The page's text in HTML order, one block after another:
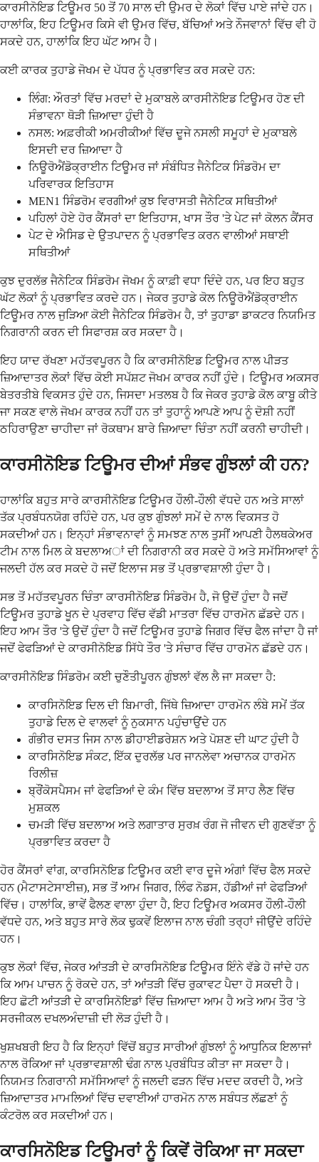
ਕਾਰਸੀਨੋਇਡ ਟਿਊਮਰ 50 ਤੋਂ 70 ਸਾਲ ਦੀ ਉਮਰ ਦੇ ਲੋਕਾਂ ਵਿੱਚ ਪਾਏ ਜਾਂਦੇ ਹਨ।
ਹਾਲਾਂਕਿ, ਇਹ ਟਿਊਮਰ ਕਿਸੇ ਵੀ ਉਮਰ ਵਿੱਚ, ਬੱਚਿਆਂ ਅਤੇ ਨੌਜਵਾਨਾਂ ਵਿੱਚ ਵੀ ਹੋ
ਸਕਦੇ ਹਨ, ਹਾਲਾਂਕਿ ਇਹ ਘੱਟ ਆਮ ਹੈ।
ਕਈ ਕਾਰਕ ਤੁਹਾਡੇ ਜੋਖਮ ਦੇ ਪੱਧਰ ਨੂੰ ਪ੍ਰਭਾਵਿਤ ਕਰ ਸਕਦੇ ਹਨ:
ਲਿੰਗ: ਔਰਤਾਂ ਵਿੱਚ ਮਰਦਾਂ ਦੇ ਮੁਕਾਬਲੇ ਕਾਰਸੀਨੋਇਡ ਟਿਊਮਰ ਹੋਣ ਦੀ
ਸੰਭਾਵਨਾ ਥੋੜੀ ਜ਼ਿਆਦਾ ਹੁੰਦੀ ਹੈ
ਨਸਲ: ਅਫ਼ਰੀਕੀ ਅਮਰੀਕੀਆਂ ਵਿੱਚ ਦੂਜੇ ਨਸਲੀ ਸਮੂਹਾਂ ਦੇ ਮੁਕਾਬਲੇ
ਇਸਦੀ ਦਰ ਜ਼ਿਆਦਾ ਹੈ
ਨਿਊਰੋਐਂਡੋਕ੍ਰਾਈਨ ਟਿਊਮਰ ਜਾਂ ਸੰਬੰਧਿਤ ਜੈਨੇਟਿਕ ਸਿੰਡਰੋਮ ਦਾ
ਪਰਿਵਾਰਕ ਇਤਿਹਾਸ
MEN1 ਸਿੰਡਰੋਮ ਵਰਗੀਆਂ ਕੁਝ ਵਿਰਾਸਤੀ ਜੈਨੇਟਿਕ ਸਥਿਤੀਆਂ
ਪਹਿਲਾਂ ਹੋਏ ਹੋਰ ਕੈਂਸਰਾਂ ਦਾ ਇਤਿਹਾਸ, ਖਾਸ ਤੌਰ 'ਤੇ ਪੇਟ ਜਾਂ ਕੋਲਨ ਕੈਂਸਰ
ਪੇਟ ਦੇ ਐਸਿਡ ਦੇ ਉਤਪਾਦਨ ਨੂੰ ਪ੍ਰਭਾਵਿਤ ਕਰਨ ਵਾਲੀਆਂ ਸਥਾਈ
ਸਥਿਤੀਆਂ
ਕੁਝ ਦੁਰਲੱਭ ਜੈਨੇਟਿਕ ਸਿੰਡਰੋਮ ਜੋਖਮ ਨੂੰ ਕਾਫ਼ੀ ਵਧਾ ਦਿੰਦੇ ਹਨ, ਪਰ ਇਹ ਬਹੁਤ
ਘੱਟ ਲੋਕਾਂ ਨੂੰ ਪ੍ਰਭਾਵਿਤ ਕਰਦੇ ਹਨ। ਜੇਕਰ ਤੁਹਾਡੇ ਕੋਲ ਨਿਊਰੋਐਂਡੋਕ੍ਰਾਈਨ
ਟਿਊਮਰ ਨਾਲ ਜੁੜਿਆ ਕੋਈ ਜੈਨੇਟਿਕ ਸਿੰਡਰੋਮ ਹੈ, ਤਾਂ ਤੁਹਾਡਾ ਡਾਕਟਰ ਨਿਯਮਿਤ
ਨਿਗਰਾਨੀ ਕਰਨ ਦੀ ਸਿਫਾਰਸ਼ ਕਰ ਸਕਦਾ ਹੈ।
ਇਹ ਯਾਦ ਰੱਖਣਾ ਮਹੱਤਵਪੂਰਨ ਹੈ ਕਿ ਕਾਰਸੀਨੋਇਡ ਟਿਊਮਰ ਨਾਲ ਪੀੜਤ
ਜ਼ਿਆਦਾਤਰ ਲੋਕਾਂ ਵਿੱਚ ਕੋਈ ਸਪੱਸ਼ਟ ਜੋਖਮ ਕਾਰਕ ਨਹੀਂ ਹੁੰਦੇ। ਟਿਊਮਰ ਅਕਸਰ
ਬੇਤਰਤੀਬੇ ਵਿਕਸਤ ਹੁੰਦੇ ਹਨ, ਜਿਸਦਾ ਮਤਲਬ ਹੈ ਕਿ ਜੇਕਰ ਤੁਹਾਡੇ ਕੋਲ ਕਾਬੂ ਕੀਤੇ
ਜਾ ਸਕਣ ਵਾਲੇ ਜੋਖਮ ਕਾਰਕ ਨਹੀਂ ਹਨ ਤਾਂ ਤੁਹਾਨੂੰ ਆਪਣੇ ਆਪ ਨੂੰ ਦੋਸ਼ੀ ਨਹੀਂ
ਠਹਿਰਾਉਣਾ ਚਾਹੀਦਾ ਜਾਂ ਰੋਕਥਾਮ ਬਾਰੇ ਜ਼ਿਆਦਾ ਚਿੰਤਾ ਨਹੀਂ ਕਰਨੀ ਚਾਹੀਦੀ।
ਕਾਰਸੀਨੋਇਡ ਟਿਊਮਰ ਦੀਆਂ ਸੰਭਵ ਗੁੰਝਲਾਂ ਕੀ ਹਨ?
ਹਾਲਾਂਕਿ ਬਹੁਤ ਸਾਰੇ ਕਾਰਸੀਨੋਇਡ ਟਿਊਮਰ ਹੌਲੀ-ਹੌਲੀ ਵੱਧਦੇ ਹਨ ਅਤੇ ਸਾਲਾਂ
ਤੱਕ ਪ੍ਰਬੰਧਨਯੋਗ ਰਹਿੰਦੇ ਹਨ, ਪਰ ਕੁਝ ਗੁੰਝਲਾਂ ਸਮੇਂ ਦੇ ਨਾਲ ਵਿਕਸਤ ਹੋ
ਸਕਦੀਆਂ ਹਨ। ਇਨ੍ਹਾਂ ਸੰਭਾਵਨਾਵਾਂ ਨੂੰ ਸਮਝਣ ਨਾਲ ਤੁਸੀਂ ਆਪਣੀ ਹੈਲਥਕੇਅਰ
ਟੀਮ ਨਾਲ ਮਿਲ ਕੇ ਬਦਲਾਅਾਂ ਦੀ ਨਿਗਰਾਨੀ ਕਰ ਸਕਦੇ ਹੋ ਅਤੇ ਸਮੱਸਿਆਵਾਂ ਨੂੰ
ਜਲਦੀ ਹੱਲ ਕਰ ਸਕਦੇ ਹੋ ਜਦੋਂ ਇਲਾਜ ਸਭ ਤੋਂ ਪ੍ਰਭਾਵਸ਼ਾਲੀ ਹੁੰਦਾ ਹੈ।
ਸਭ ਤੋਂ ਮਹੱਤਵਪੂਰਨ ਚਿੰਤਾ ਕਾਰਸੀਨੋਇਡ ਸਿੰਡਰੋਮ ਹੈ, ਜੋ ਉਦੋਂ ਹੁੰਦਾ ਹੈ ਜਦੋਂ
ਟਿਊਮਰ ਤੁਹਾਡੇ ਖੂਨ ਦੇ ਪ੍ਰਵਾਹ ਵਿੱਚ ਵੱਡੀ ਮਾਤਰਾ ਵਿੱਚ ਹਾਰਮੋਨ ਛੱਡਦੇ ਹਨ।
ਇਹ ਆਮ ਤੌਰ 'ਤੇ ਉਦੋਂ ਹੁੰਦਾ ਹੈ ਜਦੋਂ ਟਿਊਮਰ ਤੁਹਾਡੇ ਜਿਗਰ ਵਿੱਚ ਫੈਲ ਜਾਂਦਾ ਹੈ ਜਾਂ
ਜਦੋਂ ਫੇਫੜਿਆਂ ਦੇ ਕਾਰਸੀਨੋਇਡ ਸਿੱਧੇ ਤੌਰ 'ਤੇ ਸੰਚਾਰ ਵਿੱਚ ਹਾਰਮੋਨ ਛੱਡਦੇ ਹਨ।
ਕਾਰਸੀਨੋਇਡ ਸਿੰਡਰੋਮ ਕਈ ਚੁਣੌਤੀਪੂਰਨ ਗੁੰਝਲਾਂ ਵੱਲ ਲੈ ਜਾ ਸਕਦਾ ਹੈ:
ਕਾਰਸਿਨੋਇਡ ਦਿਲ ਦੀ ਬਿਮਾਰੀ, ਜਿੱਥੇ ਜ਼ਿਆਦਾ ਹਾਰਮੋਨ ਲੰਬੇ ਸਮੇਂ ਤੱਕ
ਤੁਹਾਡੇ ਦਿਲ ਦੇ ਵਾਲਵਾਂ ਨੂੰ ਨੁਕਸਾਨ ਪਹੁੰਚਾਉਂਦੇ ਹਨ
ਗੰਭੀਰ ਦਸਤ ਜਿਸ ਨਾਲ ਡੀਹਾਈਡਰੇਸ਼ਨ ਅਤੇ ਪੋਸ਼ਣ ਦੀ ਘਾਟ ਹੁੰਦੀ ਹੈ
ਕਾਰਸਿਨੋਇਡ ਸੰਕਟ, ਇੱਕ ਦੁਰਲੱਭ ਪਰ ਜਾਨਲੇਵਾ ਅਚਾਨਕ ਹਾਰਮੋਨ
ਰਿਲੀਜ਼
ਬ੍ਰੌਂਕੋਸਪੈਸਮ ਜਾਂ ਫੇਫੜਿਆਂ ਦੇ ਕੰਮ ਵਿੱਚ ਬਦਲਾਅ ਤੋਂ ਸਾਹ ਲੈਣ ਵਿੱਚ
ਮੁਸ਼ਕਲ
ਚਮੜੀ ਵਿੱਚ ਬਦਲਾਅ ਅਤੇ ਲਗਾਤਾਰ ਸੁਰਖ਼ ਰੰਗ ਜੋ ਜੀਵਨ ਦੀ ਗੁਣਵੱਤਾ ਨੂੰ
ਪ੍ਰਭਾਵਿਤ ਕਰਦਾ ਹੈ
ਹੋਰ ਕੈਂਸਰਾਂ ਵਾਂਗ, ਕਾਰਸਿਨੋਇਡ ਟਿਊਮਰ ਕਈ ਵਾਰ ਦੂਜੇ ਅੰਗਾਂ ਵਿੱਚ ਫੈਲ ਸਕਦੇ
ਹਨ (ਮੈਟਾਸਟੇਸਾਈਜ਼), ਸਭ ਤੋਂ ਆਮ ਜਿਗਰ, ਲਿੰਫ ਨੋਡਸ, ਹੱਡੀਆਂ ਜਾਂ ਫੇਫੜਿਆਂ
ਵਿੱਚ। ਹਾਲਾਂਕਿ, ਭਾਵੇਂ ਫੈਲਣ ਵਾਲਾ ਹੁੰਦਾ ਹੈ, ਇਹ ਟਿਊਮਰ ਅਕਸਰ ਹੌਲੀ-ਹੌਲੀ
ਵੱਧਦੇ ਹਨ, ਅਤੇ ਬਹੁਤ ਸਾਰੇ ਲੋਕ ਢੁਕਵੇਂ ਇਲਾਜ ਨਾਲ ਚੰਗੀ ਤਰ੍ਹਾਂ ਜੀਉਂਦੇ ਰਹਿੰਦੇ
ਹਨ।
ਕੁਝ ਲੋਕਾਂ ਵਿੱਚ, ਜੇਕਰ ਆਂਤੜੀ ਦੇ ਕਾਰਸਿਨੋਇਡ ਟਿਊਮਰ ਇੰਨੇ ਵੱਡੇ ਹੋ ਜਾਂਦੇ ਹਨ
ਕਿ ਆਮ ਪਾਚਨ ਨੂੰ ਰੋਕਦੇ ਹਨ, ਤਾਂ ਆਂਤੜੀ ਵਿੱਚ ਰੁਕਾਵਟ ਪੈਦਾ ਹੋ ਸਕਦੀ ਹੈ।
ਇਹ ਛੋਟੀ ਆਂਤੜੀ ਦੇ ਕਾਰਸਿਨੋਇਡਾਂ ਵਿੱਚ ਜ਼ਿਆਦਾ ਆਮ ਹੈ ਅਤੇ ਆਮ ਤੌਰ 'ਤੇ
ਸਰਜੀਕਲ ਦਖਲਅੰਦਾਜ਼ੀ ਦੀ ਲੋੜ ਹੁੰਦੀ ਹੈ।
ਖੁਸ਼ਖਬਰੀ ਇਹ ਹੈ ਕਿ ਇਨ੍ਹਾਂ ਵਿੱਚੋਂ ਬਹੁਤ ਸਾਰੀਆਂ ਗੁੰਝਲਾਂ ਨੂੰ ਆਧੁਨਿਕ ਇਲਾਜਾਂ
ਨਾਲ ਰੋਕਿਆ ਜਾਂ ਪ੍ਰਭਾਵਸ਼ਾਲੀ ਢੰਗ ਨਾਲ ਪ੍ਰਬੰਧਿਤ ਕੀਤਾ ਜਾ ਸਕਦਾ ਹੈ।
ਨਿਯਮਤ ਨਿਗਰਾਨੀ ਸਮੱਸਿਆਵਾਂ ਨੂੰ ਜਲਦੀ ਫੜਨ ਵਿੱਚ ਮਦਦ ਕਰਦੀ ਹੈ, ਅਤੇ
ਜ਼ਿਆਦਾਤਰ ਮਾਮਲਿਆਂ ਵਿੱਚ ਦਵਾਈਆਂ ਹਾਰਮੋਨ ਨਾਲ ਸਬੰਧਤ ਲੱਛਣਾਂ ਨੂੰ
ਕੰਟਰੋਲ ਕਰ ਸਕਦੀਆਂ ਹਨ।
ਕਾਰਸਿਨੋਇਡ ਟਿਊਮਰਾਂ ਨੂੰ ਕਿਵੇਂ ਰੋਕਿਆ ਜਾ ਸਕਦਾ